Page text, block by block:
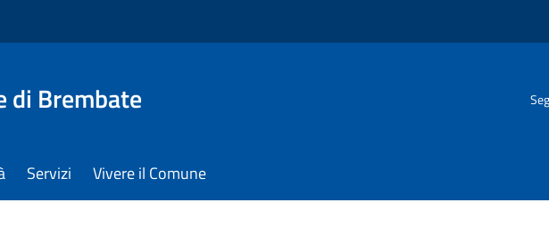
di Brembate
Servizi Vivere il Comune